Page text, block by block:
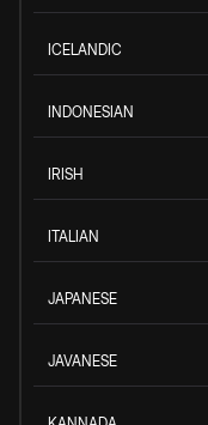
ICELANDIC
INDONESIAN
IRISH
ITALIAN
JAPANESE
JAVANESE